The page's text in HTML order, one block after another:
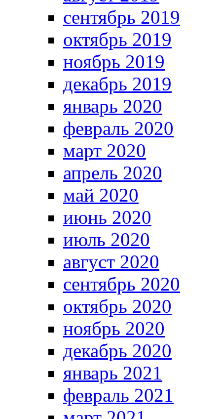
сентябрь 2019
октябрь 2019
ноябрь 2019
декабрь 2019
январь 2020
февраль 2020
март 2020
апрель 2020
май 2020
июнь 2020
июль 2020
август 2020
сентябрь 2020
октябрь 2020
ноябрь 2020
декабрь 2020
январь 2021
февраль 2021